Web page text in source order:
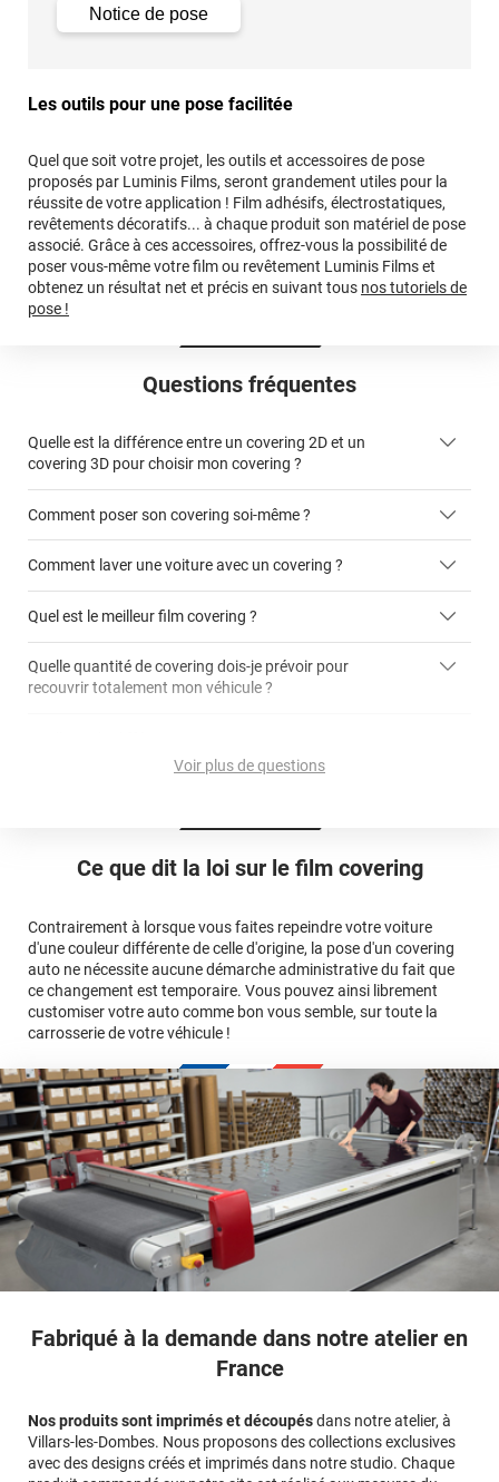
Commentaire Variance Auto
reçu de réclamation de votre part. Cordialement,
Ce que dit la loi sur le film covering
Contrairement à lorsque vous faites repeindre votre voiture
d'une couleur différente de celle d'origine, la pose d'un covering
auto ne nécessite aucune démarche administrative du fait que
ce changement est temporaire. Vous pouvez ainsi librement
customiser votre auto comme bon vous semble, sur toute la
carrosserie de votre véhicule !
Questions fréquentes
Quelle est la différence entre un covering 2D et un
covering 3D pour choisir mon covering ?
covering 2D
Comment poser son covering soi-même ?
Comment laver une voiture avec un covering ?
Quel est le meilleur film covering ?
covering 2D
Quelle quantité de covering dois-je prévoir pour
recouvrir totalement mon véhicule ?
avant jusqu'au bas du parechoc arrière, en passant par le
Multipliez ce résultat par 3.
conseillers
commerciaux
pose
Le covering protège la peinture d'origine, pour la garder en
Le covering peut s'enlever à tout moment
Le covering revient moins cher
covering 3D
calculateur
Voir plus de questions
Fabriqué à la demande dans notre atelier en
France
Nos produits sont imprimés et découpésdans notre atelier, à
Villars-les-Dombes. Nous proposons des collections exclusives
avec des designs créés et imprimés dans notre studio. Chaque
Notice de pose
Les outils pour une pose facilitée
Quel que soit votre projet, les outils et accessoires de pose
proposés par Luminis Films, seront grandement utiles pour la
réussite de votre application ! Film adhésifs, électrostatiques,
revêtements décoratifs... à chaque produit son matériel de pose
associé. Grâce à ces accessoires, offrez-vous la possibilité de
poser vous-même votre film ou revêtement Luminis Films et
obtenez un résultat net et précis en suivant tous nos tutoriels de
pose !